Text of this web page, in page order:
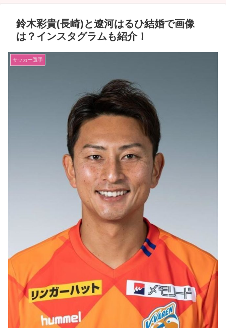
鈴木彩貴(長崎)と遼河はるひ結婚で画像
は？インスタグラムも紹介！
サッカー選手